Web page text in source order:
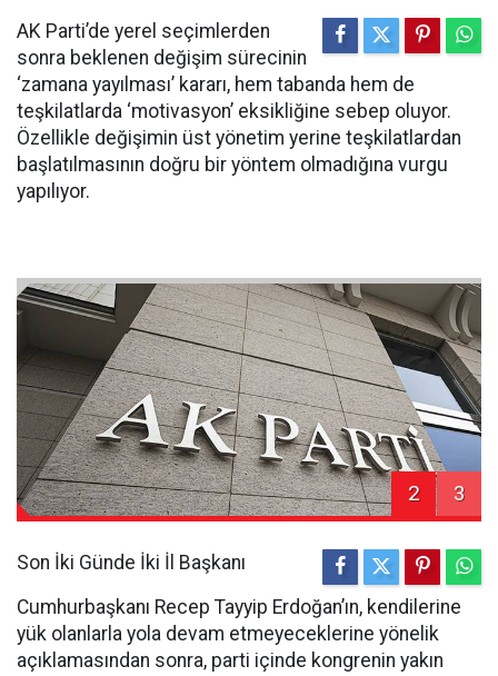
AK Parti’de yerel seçimlerden
sonra beklenen değişim sürecinin
‘zamana yayılması’ kararı, hem tabanda hem de
teşkilatlarda ‘motivasyon’ eksikliğine sebep oluyor.
Özellikle değişimin üst yönetim yerine teşkilatlardan
başlatılmasının doğru bir yöntem olmadığına vurgu
yapılıyor.
2 3
Son İki Günde İki İl Başkanı
Cumhurbaşkanı Recep Tayyip Erdoğan’ın, kendilerine
yük olanlarla yola devam etmeyeceklerine yönelik
açıklamasından sonra, parti içinde kongrenin yakın